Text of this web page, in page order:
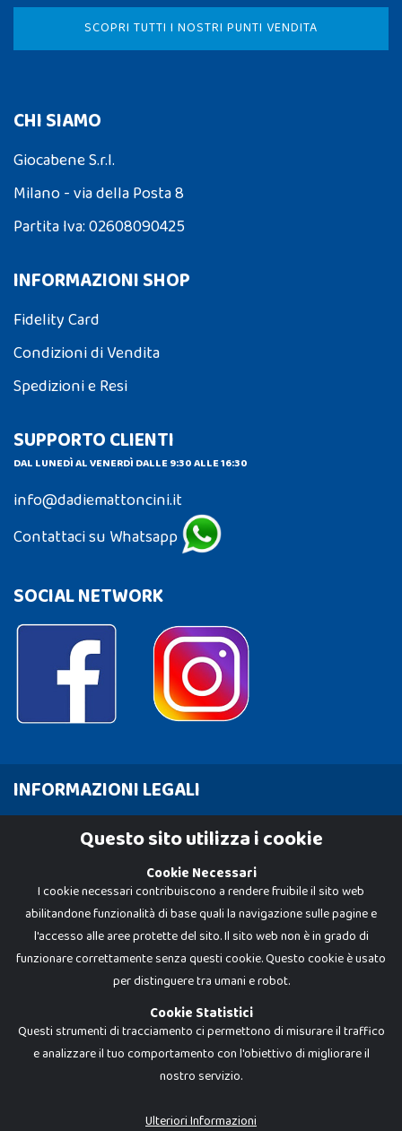
SCOPRI TUTTI I NOSTRI PUNTI VENDITA
CHI SIAMO
Giocabene S.r.l.
Milano - via della Posta 8
Partita Iva: 02608090425
INFORMAZIONI SHOP
Fidelity Card
Condizioni di Vendita
Spedizioni e Resi
SUPPORTO CLIENTI
DAL LUNEDÌ AL VENERDÌ DALLE 9:30 ALLE 16:30
info@dadiemattoncini.it
Contattaci su Whatsapp
SOCIAL NETWORK
INFORMAZIONI LEGALI
Cookie Policy
Dadi e Mattoncini è un brand di Giocabene Srl. Ogni riproduzione o utilizzo non
I prezzi e le promozioni pubblicate potrebbero differire da quanto esposto in
Questo sito utilizza i cookie
Cookie Necessari
I cookie necessari contribuiscono a rendere fruibile il sito web
abilitandone funzionalità di base quali la navigazione sulle pagine e
l'accesso alle aree protette del sito. Il sito web non è in grado di
funzionare correttamente senza questi cookie. Questo cookie è usato
per distinguere tra umani e robot.
Cookie Statistici
Questi strumenti di tracciamento ci permettono di misurare il traffico
e analizzare il tuo comportamento con l'obiettivo di migliorare il
nostro servizio.
Ulteriori Informazioni